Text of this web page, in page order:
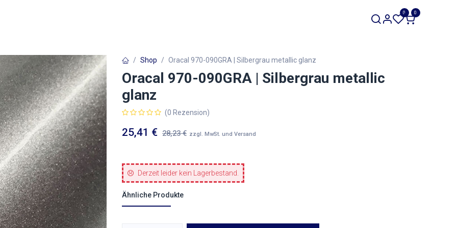
0 0
Shop Oracal 970-090GRA | Silbergrau metallic glanz
Oracal 970-090GRA | Silbergrau metallic
glanz
(0 Rezension)
25,41 € 28,23€ zzgl. MwSt. und Versand
Derzeit leider kein Lagerbestand.
Ähnliche Produkte